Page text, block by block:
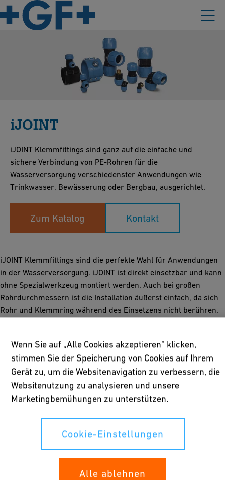
iJOINT
iJOINT Klemmfittings sind ganz auf die einfache und
sichere Verbindung von PE-Rohren für die
Wasserversorgung verschiedenster Anwendungen wie
Trinkwasser, Bewässerung oder Bergbau, ausgerichtet.
Zum Katalog Kontakt
iJOINT Klemmfittings sind die perfekte Wahl für Anwendungen
in der Wasserversorgung. iJOINT ist direkt einsetzbar und kann
ohne Spezialwerkzeug montiert werden. Auch bei großen
Rohrdurchmessern ist die Installation äußerst einfach, da sich
Rohr und Klemmring während des Einsetzens nicht berühren.
Gewindeübergänge und Endkappen in Abmessungen von d
16mm bis d 110mm.
perfekte Dichtheit. Der Klemmring greift in das Rohr ein und
Wenn Sie auf „Alle Cookies akzeptieren“ klicken,
stimmen Sie der Speicherung von Cookies auf Ihrem
Gerät zu, um die Websitenavigation zu verbessern, die
Websitenutzung zu analysieren und unsere
Marketingbemühungen zu unterstützen.
Cookie-Einstellungen
Alle ablehnen